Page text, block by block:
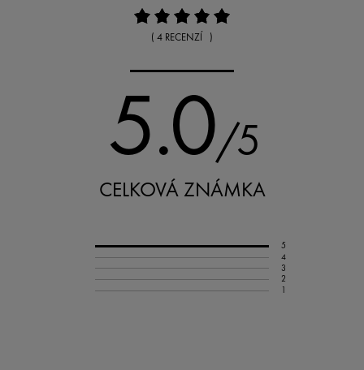
( 4 RECENZÍ )
5.0/5
CELKOVÁ ZNÁMKA
5
4
3
2
1